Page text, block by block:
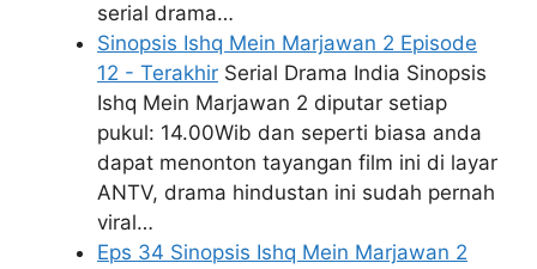
serial drama…
Sinopsis Ishq Mein Marjawan 2 Episode
12 - Terakhir Serial Drama India Sinopsis
Ishq Mein Marjawan 2 diputar setiap
pukul: 14.00Wib dan seperti biasa anda
dapat menonton tayangan film ini di layar
ANTV, drama hindustan ini sudah pernah
viral…
Eps 34 Sinopsis Ishq Mein Marjawan 2